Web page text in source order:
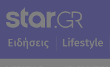
Ειδήσεις Lifestyle